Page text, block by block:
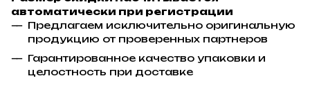
автоматически при регистрации
Предлагаем исключительно оригинальную
продукцию от проверенных партнеров
Гарантированное качество упаковки и
целостность при доставке